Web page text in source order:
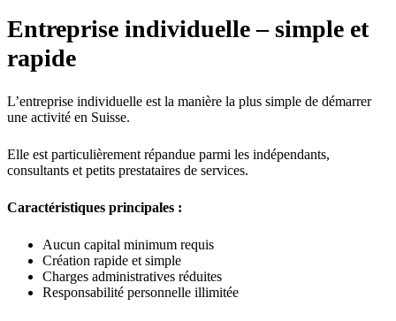
Entreprise individuelle – simple et
rapide
L’entreprise individuelle est la manière la plus simple de démarrer
une activité en Suisse.
Elle est particulièrement répandue parmi les indépendants,
consultants et petits prestataires de services.
Caractéristiques principales :
Aucun capital minimum requis
Création rapide et simple
Charges administratives réduites
Responsabilité personnelle illimitée